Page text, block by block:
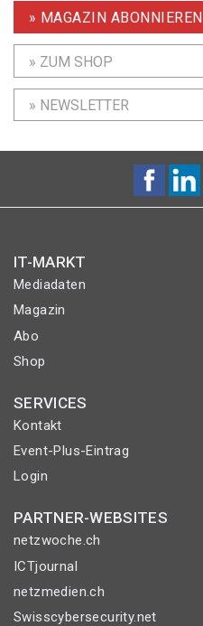
» MAGAZIN ABONNIEREN
» ZUM SHOP
» NEWSLETTER
IT-MARKT
Mediadaten
Magazin
Abo
Shop
SERVICES
Kontakt
Event-Plus-Eintrag
Login
PARTNER-WEBSITES
netzwoche.ch
ICTjournal
netzmedien.ch
Swisscybersecurity.net